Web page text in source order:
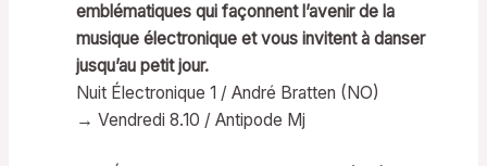
emblématiques qui façonnent l’avenir de la
musique électronique et vous invitent à danser
jusqu’au petit jour.
Nuit Électronique 1 / André Bratten (NO)
→ Vendredi 8.10 / Antipode Mj